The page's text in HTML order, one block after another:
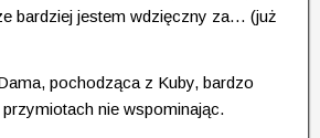
bardziej jestem wdzięczny za… (już
pochodząca z Kuby, bardzo
nie wspominając.